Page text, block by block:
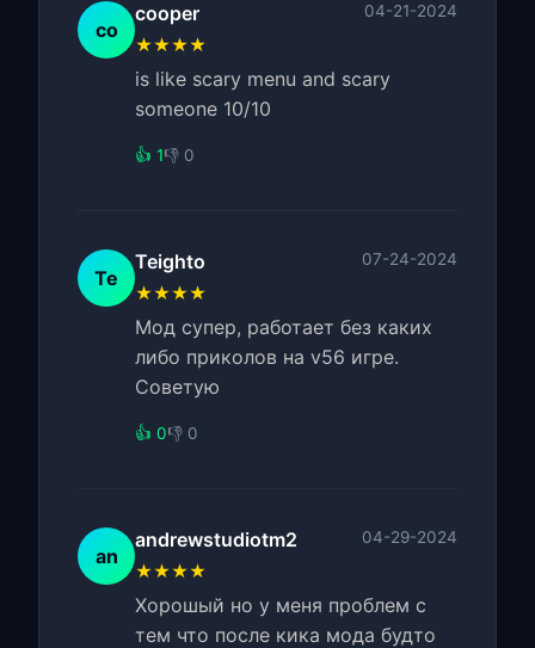
co
cooper 04-21-2024
★★★★
is like scary menu and scary
someone 10/10
👍 1👎 0
Te
Teighto 07-24-2024
★★★★
Мод супер, работает без каких
либо приколов на v56 игре.
Советую
👍 0👎 0
an
andrewstudiotm2 04-29-2024
★★★★
Хорошый но у меня проблем с
тем что после кика мода будто